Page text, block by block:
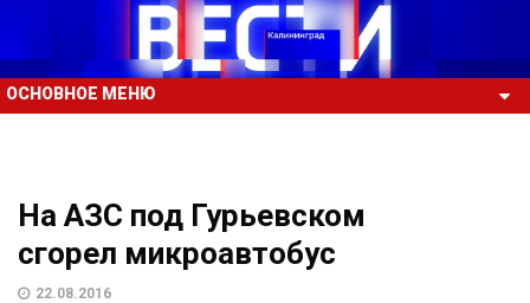
ОСНОВНОЕ МЕНЮ
На АЗС под Гурьевском
сгорел микроавтобус
22.08.2016